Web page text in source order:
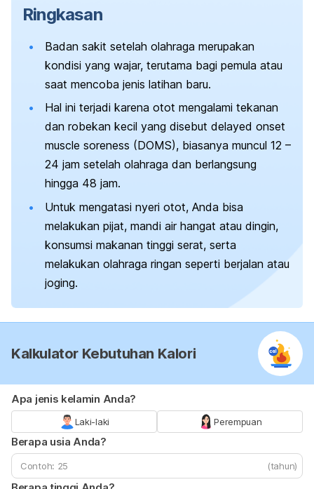
Ringkasan
Badan sakit setelah olahraga merupakan
kondisi yang wajar, terutama bagi pemula atau
saat mencoba jenis latihan baru.
Hal ini terjadi karena otot mengalami tekanan
dan robekan kecil yang disebut delayed onset
muscle soreness (DOMS), biasanya muncul 12 –
24 jam setelah olahraga dan berlangsung
hingga 48 jam.
Untuk mengatasi nyeri otot, Anda bisa
melakukan pijat, mandi air hangat atau dingin,
konsumsi makanan tinggi serat, serta
melakukan olahraga ringan seperti berjalan atau
joging.
Kalkulator Kebutuhan Kalori
Apa jenis kelamin Anda?
Laki-laki Perempuan
Berapa usia Anda?
(tahun)